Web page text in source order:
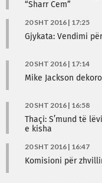
“Sharr Cem”
20 SHT 2016 | 17:25
Gjykata: Vendimi
20 SHT 2016 | 17:14
Mike Jackson
20 SHT 2016 | 16:58
Thaçi: S’mund të
e kisha
20 SHT 2016 | 16:47
Komisioni për